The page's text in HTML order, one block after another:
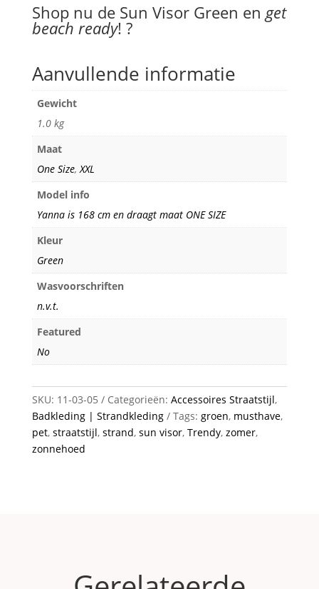
Shop nu de Sun Visor Green en get
beach ready! ?
Aanvullende informatie
Gewicht
1.0 kg
Maat
One Size, XXL
Model info
Yanna is 168 cm en draagt maat ONE SIZE
Kleur
Green
Wasvoorschriften
n.v.t.
Featured
No
SKU: 11-03-05 Categorieën: Accessoires Straatstijl,
Badkleding | Strandkleding
Tags: groen, musthave,
pet, straatstijl, strand, sun visor, Trendy, zomer,
zonnehoed